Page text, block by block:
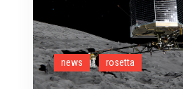
την
προέλευση
των
ωκεανών
της
news rosetta